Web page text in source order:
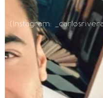
(Instagram: